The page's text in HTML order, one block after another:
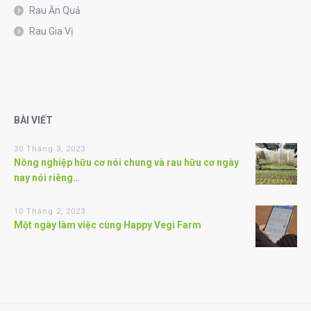
Rau Ăn Quả
Rau Gia Vị
BÀI VIẾT
30 Tháng 3, 2023
Nông nghiệp hữu cơ nói chung và rau hữu cơ ngày
nay nói riêng…
10 Tháng 2, 2023
Một ngày làm việc cùng Happy Vegi Farm